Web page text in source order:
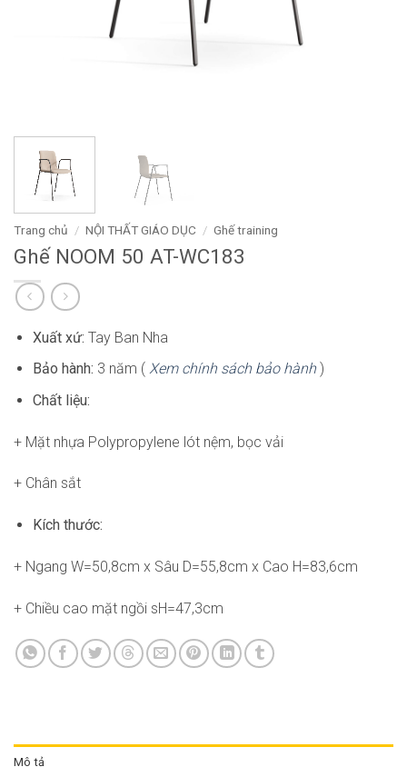
Trang chủ / NỘI THẤT GIÁO DỤC / Ghế training
Ghế NOOM 50 AT-WC183
Xuất xứ: Tay Ban Nha
Bảo hành: 3 năm ( Xem chính sách bảo hành)
Chất liệu:
+ Mặt nhựa Polypropylene lót nệm, bọc vải
+ Chân sắt
Kích thước:
+ Ngang W=50,8cm x Sâu D=55,8cm x Cao H=83,6cm
+ Chiều cao mặt ngồi sH=47,3cm
Mô tả